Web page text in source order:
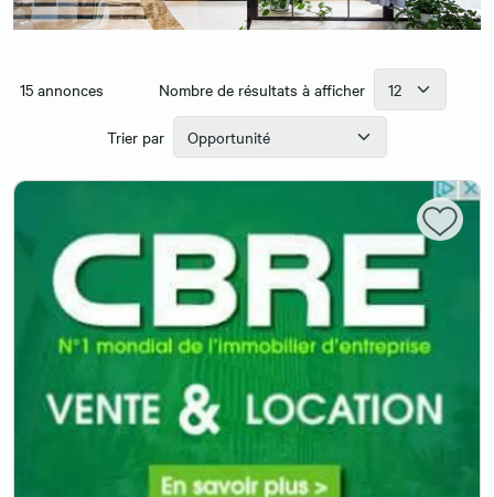
15 annonces Nombre de résultats à afficher
Trier par